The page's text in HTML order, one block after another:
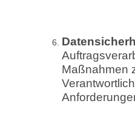
Maßnahmen